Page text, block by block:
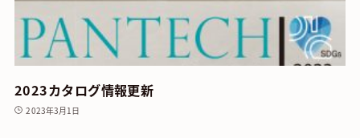
2023カタログ情報更新
2023年3月1日